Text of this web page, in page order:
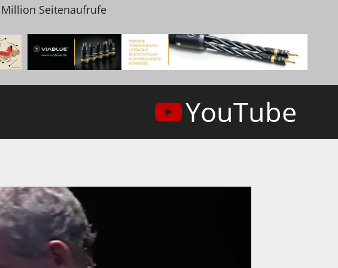
Seitenaufrufe
YouTube